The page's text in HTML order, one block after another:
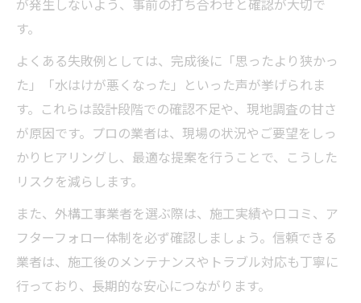
が発生しないよう、事前の打ち合わせと確認が大切で
す。
よくある失敗例としては、完成後に「思ったより狭かっ
た」「水はけが悪くなった」といった声が挙げられま
す。これらは設計段階での確認不足や、現地調査の甘さ
が原因です。プロの業者は、現場の状況やご要望をしっ
かりヒアリングし、最適な提案を行うことで、こうした
リスクを減らします。
また、外構工事業者を選ぶ際は、施工実績や口コミ、ア
フターフォロー体制を必ず確認しましょう。信頼できる
業者は、施工後のメンテナンスやトラブル対応も丁寧に
行っており、長期的な安心につながります。